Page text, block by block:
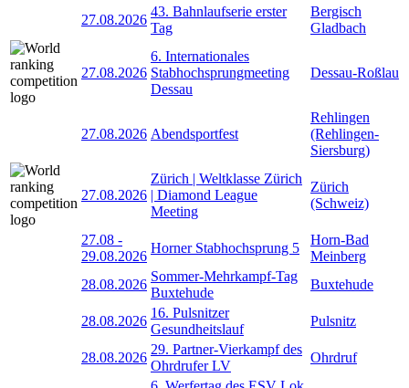
27.08.2026
43. Bahnlaufserie erster
Tag
Bergisch
Gladbach
27.08.2026
6. Internationales
Stabhochsprungmeeting
Dessau
Dessau-Roßlau
27.08.2026 Abendsportfest
Rehlingen
(Rehlingen-
Siersburg)
27.08.2026
Zürich | Weltklasse Zürich
| Diamond League
Meeting
Zürich
(Schweiz)
27.08 -
29.08.2026
Horner Stabhochsprung 5
Horn-Bad
Meinberg
28.08.2026
Sommer-Mehrkampf-Tag
Buxtehude
Buxtehude
28.08.2026
16. Pulsnitzer
Gesundheitslauf
Pulsnitz
28.08.2026
29. Partner-Vierkampf des
Ohrdrufer LV
Ohrdruf